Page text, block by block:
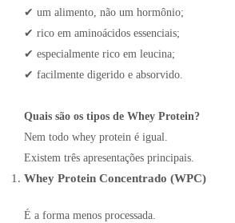
✔ um alimento, não um hormônio;
✔ rico em aminoácidos essenciais;
✔ especialmente rico em leucina;
✔ facilmente digerido e absorvido.
Quais são os tipos de Whey Protein?
Nem todo whey protein é igual.
Existem três apresentações principais.
Whey Protein Concentrado (WPC)
É a forma menos processada.